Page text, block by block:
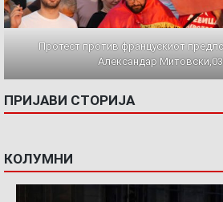
Протест против францускиот
Александар
ПРИЈАВИ СТОРИЈА
КОЛУМНИ